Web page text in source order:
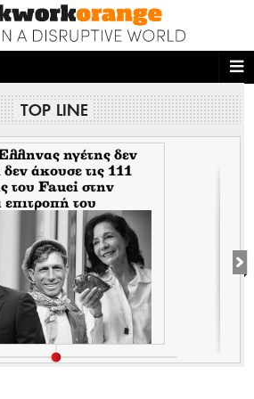
TOP LINE
ηγέτης δεν
δεν άκουσε τις 111
του Fauci στην
επιτροπή του
Δείτε γιατί!